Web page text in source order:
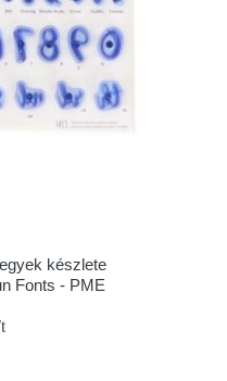
készlete
Fonts - PME